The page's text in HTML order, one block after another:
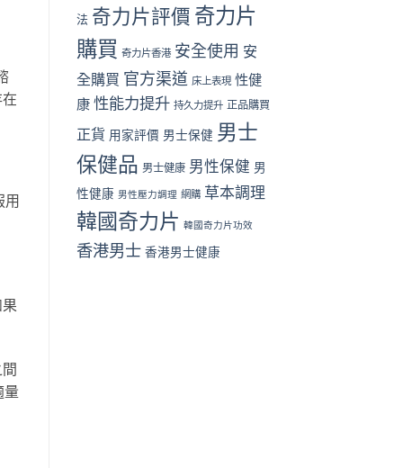
用
量
港
篇）〉
價
格
用
家
評
價〉
法 奇力片評價 奇力片
購買 奇力片香港 安全使用 安
全購買 官方渠道 床上表現 性健
康 性能力提升 持久力提升 正品購買
正貨 用家評價 男士保健 男士
保健品 男士健康 男性保健 男
性健康 男性壓力調理 網購 草本調理
韓國奇力片 韓國奇力片功效
香港男士 香港男士健康